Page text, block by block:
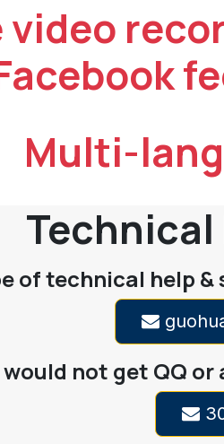
Multi-
Technical
of technical help
would not get QQ